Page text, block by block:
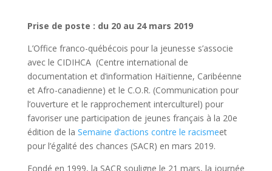
Prise de poste : du 20 au 24 mars 2019
L’Office franco-québécois pour la jeunesse s’associe
avec le CIDIHCA (Centre international de
documentation et d’information Haïtienne, Caribéenne
et Afro-canadienne) et le C.O.R. (Communication pour
l’ouverture et le rapprochement interculturel) pour
favoriser une participation de jeunes français à la 20e
édition de la Semaine d’actions contre le racismeet
pour l’égalité des chances (SACR) en mars 2019.
Fondé en 1999, la SACR souligne le 21 mars, la journée